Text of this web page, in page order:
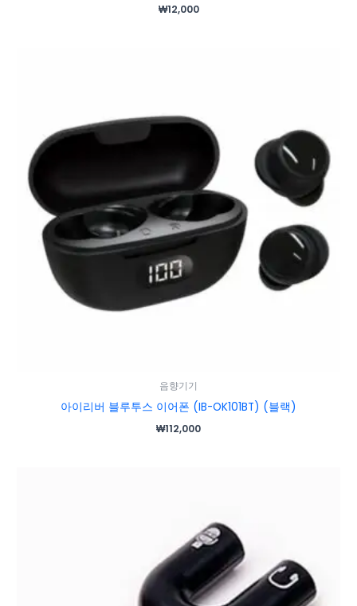
₩12,000
음향기기
아이리버 블루투스 이어폰 (IB-OK101BT) (블랙)
₩112,000